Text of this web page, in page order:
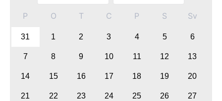
P O T C P S Sv
31 1 2 3 4 5 6
7 8 9 10 11 12 13
14 15 16 17 18 19 20
21 22 23 24 25 26 27